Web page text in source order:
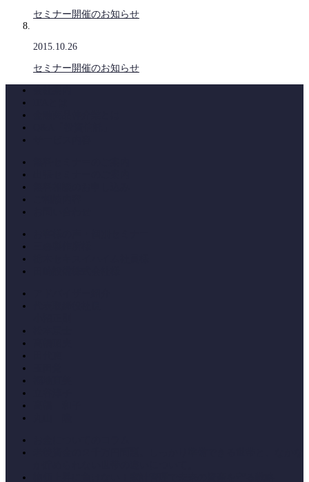
セミナー開催のお知らせ
2015.10.26
セミナー開催のお知らせ